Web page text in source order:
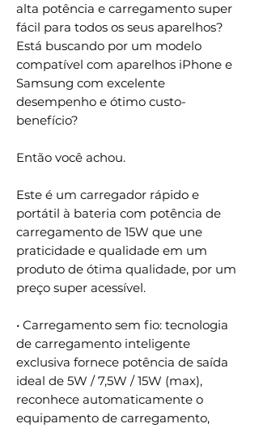
alta potência e carregamento super
fácil para todos os seus aparelhos?
Está buscando por um modelo
compatível com aparelhos iPhone e
Samsung com excelente
desempenho e ótimo custo-
benefício?
Então você achou.
Este é um carregador rápido e
portátil à bateria com potência de
carregamento de 15W que une
praticidade e qualidade em um
produto de ótima qualidade, por um
preço super acessível.
• Carregamento sem fio: tecnologia
de carregamento inteligente
exclusiva fornece potência de saída
ideal de 5W / 7,5W / 15W (max),
reconhece automaticamente o
equipamento de carregamento,